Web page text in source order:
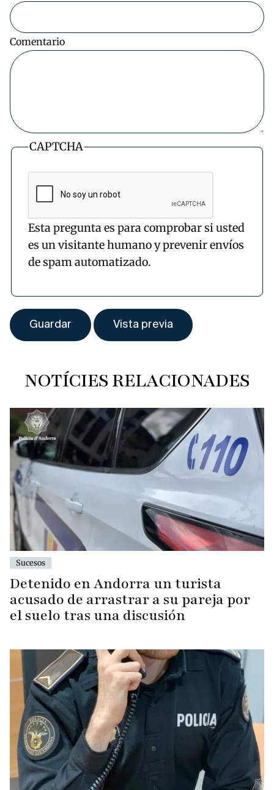
Comentario
CAPTCHA
Esta pregunta es para comprobar si usted
es un visitante humano y prevenir envíos
de spam automatizado.
NOTÍCIES RELACIONADES
Sucesos
Detenido en Andorra un turista
acusado de arrastrar a su pareja por
el suelo tras una discusión